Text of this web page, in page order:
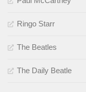
Ringo Starr
The Beatles
The Daily Beatle